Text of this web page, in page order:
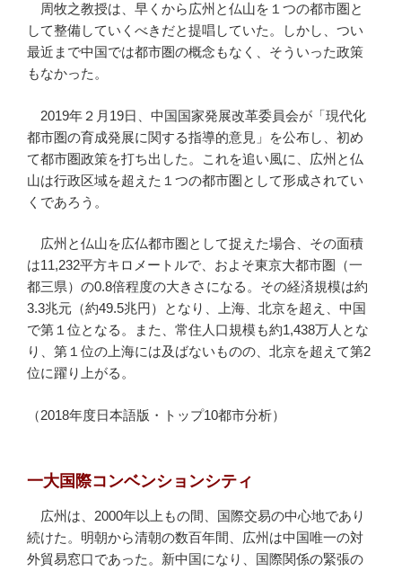
周牧之教授は、早くから広州と仏山を１つの都市圏と
して整備していくべきだと提唱していた。しかし、つい
最近まで中国では都市圏の概念もなく、そういった政策
もなかった。
2019年２月19日、中国国家発展改革委員会が「現代化
都市圏の育成発展に関する指導的意見」を公布し、初め
て都市圏政策を打ち出した。これを追い風に、広州と仏
山は行政区域を超えた１つの都市圏として形成されてい
くであろう。
広州と仏山を広仏都市圏として捉えた場合、その面積
は11,232平方キロメートルで、およそ東京大都市圏（一
都三県）の0.8倍程度の大きさになる。その経済規模は約
3.3兆元（約49.5兆円）となり、上海、北京を超え、中国
で第１位となる。また、常住人口規模も約1,438万人とな
り、第１位の上海には及ばないものの、北京を超えて第2
位に躍り上がる。
（2018年度日本語版・トップ10都市分析）
一大国際コンベンションシティ
広州は、2000年以上もの間、国際交易の中心地であり
続けた。明朝から清朝の数百年間、広州は中国唯一の対
外貿易窓口であった。新中国になり、国際関係の緊張の